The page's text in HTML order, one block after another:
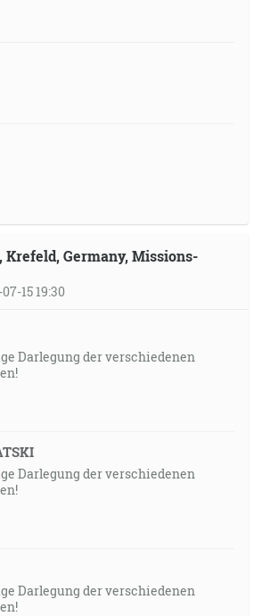
Krefeld, Germany, Missions-
15 19:30
Darlegung der verschiedenen
Darlegung der verschiedenen
Darlegung der verschiedenen